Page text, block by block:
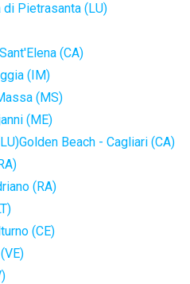
di Pietrasanta (LU)
(CA)
(IM)
(MS)
(ME)
Golden Beach - Cagliari (CA)
(RA)
(CE)